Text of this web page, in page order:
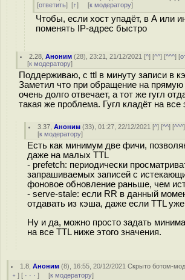
[ответить] [↑] [к модератору]
Чтобы, если хост упадёт, в А или
поменять IP-адрес быстро
2.28 ,Аноним (28), 23:21, 21/12/2021 [^] [^^] [^^^] [
[к модератору]
Поддерживаю, с ttl в минуту записи в
Заметил что при обращение на прямую
очень долго отвечает, а тот же гугл
такая же проблема. Гугл кладёт на все
3.37 ,Аноним (33), 01:27, 22/12/2021 [^] [^^] [^^^
[к модератору]
Есть как минимум две фичи,
даже на малых TTL
- prefetch: периодически
запрашиваемых записей с
фоновое обновление раньше, чем
- serve-stale: если RR в данный
отдавать из кэша, даже если TTL уже
Ну и да, можно просто задать
на все TTL ниже этого значения.
1.8 ,Аноним (8), 16:55, 20/12/2021Скрыто ботом-
﹢ ] [ · · · ] [к модератору]